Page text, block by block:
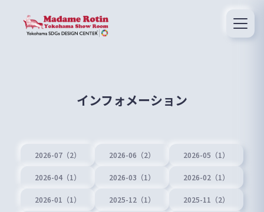
インフォメーション
2026-07（2） 2026-06（2） 2026-05（1）
2026-04（1） 2026-03（1） 2026-02（1）
2026-01（1） 2025-12（1） 2025-11（2）